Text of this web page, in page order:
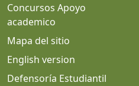
Concursos Apoyo
academico
Mapa del sitio
English version
Defensoría Estudiantil